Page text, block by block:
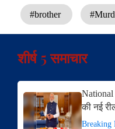
#brother
शीर्ष 5 समाचार
National
की नई
Breaking